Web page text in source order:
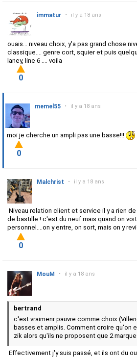
immatur • il y a 18 ans
ouais... niveau choix, y'a pas grand chose
classique.... genre cort, squier et puis
laney, line 6 .... voila
0
memel55 • il y a 18 ans
moi je cherche un ampli pas une basse!!!
0
Malchrist • il y a 18 ans
Niveau relation client et service il y a rien
de bastille ! c'est du neuf mais quand on
personnel....on y entre, on sort, mais on y
0
MouM • il y a 18 ans
bertrand
c'est vraimenr pauvre comme choix
basses et amplis. Comment croire qu'on
zik alors qu'ils ne proposent que 2
Effectivement j'y suis passé, et ils ont du